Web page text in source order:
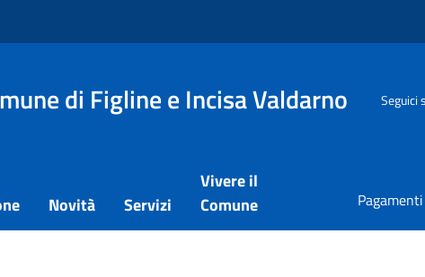
di Figline e Incisa Valdarno Seguici
Novità Servizi
Vivere il
Comune
Pagamenti